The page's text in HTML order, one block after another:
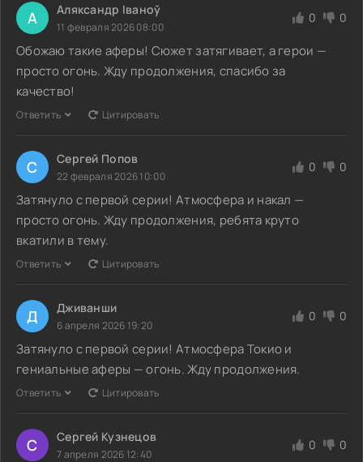
А Аляксандр Іваноў
11 февраля 2026 08:00
0 0
Обожаю такие аферы! Сюжет затягивает, а герои —
просто огонь. Жду продолжения, спасибо за
качество!
Ответить Цитировать
С Сергей Попов
22 февраля 2026 10:00
0 0
Затянуло с первой серии! Атмосфера и накал —
просто огонь. Жду продолжения, ребята круто
вкатили в тему.
Ответить Цитировать
Д Дживанши
6 апреля 2026 19:20
0 0
Затянуло с первой серии! Атмосфера Токио и
гениальные аферы — огонь. Жду продолжения.
Ответить Цитировать
С Сергей Кузнецов
7 апреля 2026 12:40
0 0